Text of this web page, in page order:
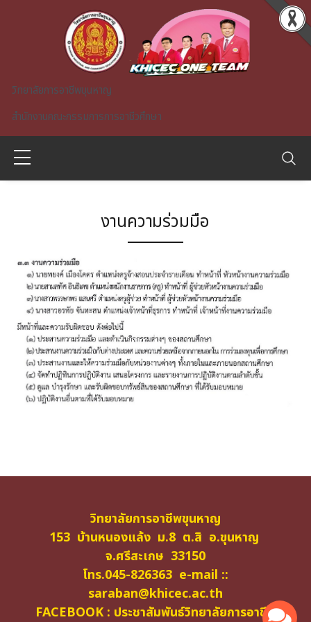
Skip to main content
วิทยาลัยการอาชีพขุนหาญ
สำนักงานคณะกรรมการการอาชีวศึกษา
งานความร่วมมือ
วิทยาลัยการอาชีพขุนหาญ
153 บ้านหนองแล้ง ม.8 ต.สิ อ.ขุนหาญ
จ.ศรีสะเกษ 33150
โทร.045-826363 e-mail ::
saraban@khicec.ac.th
FACEBOOK : ประชาสัมพันธ์วิทยาลัยการอาชีพ